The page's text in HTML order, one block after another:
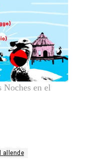
Noches en el
allende